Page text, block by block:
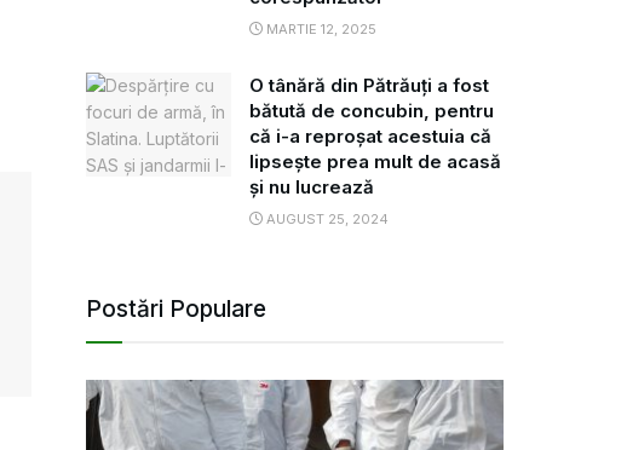
MARTIE 12, 2025
O tânără din Pătrăuți a fost
bătută de concubin, pentru
că i-a reproșat acestuia că
lipsește prea mult de acasă
și nu lucrează
AUGUST 25, 2024
Postări Populare